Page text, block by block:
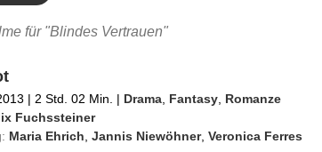
für "Blindes Vertrauen"
| 2 Std. 02 Min. | Drama, Fantasy, Romanze
Fuchssteiner
Maria Ehrich Jannis Niewöhner, Veronica Ferres